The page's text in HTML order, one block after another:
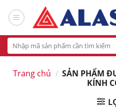
Tìm
kiếm:
Trang chủ / SẢN PHẨM
KÍNH